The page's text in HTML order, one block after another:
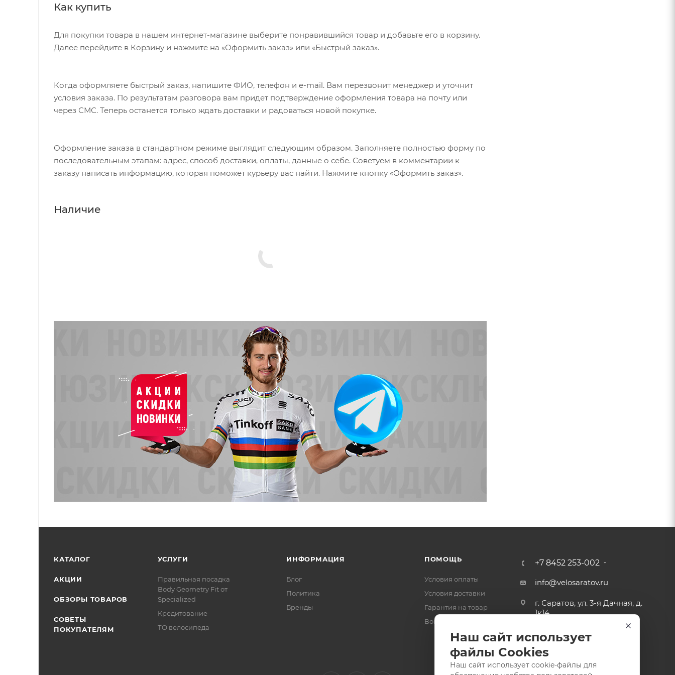
Руль
Диаметр колес
Цвет
Matte Trooper Green/Grey
Как купить
Для покупки товара в нашем интернет-магазине выберите понравившийся товар и добавьте его в корзину.
Далее перейдите в Корзину и нажмите на «Оформить заказ» или «Быстрый заказ».
Когда оформляете быстрый заказ, напишите ФИО, телефон и e-mail. Вам перезвонит менеджер и уточнит
условия заказа. По результатам разговора вам придет подтверждение оформления товара на почту или
через СМС. Теперь останется только ждать доставки и радоваться новой покупке.
Оформление заказа в стандартном режиме выглядит следующим образом. Заполняете полностью форму по
последовательным этапам: адрес, способ доставки, оплаты, данные о себе. Советуем в комментарии к
заказу написать информацию, которая поможет курьеру вас найти. Нажмите кнопку «Оформить заказ».
Наличие
КАТАЛОГ
АКЦИИ
ОБЗОРЫ ТОВАРОВ
СОВЕТЫ
ПОКУПАТЕЛЯМ
УСЛУГИ
Правильная посадка
Body Geometry Fit от
Specialized
Кредитование
ТО велосипеда
ИНФОРМАЦИЯ
Блог
Политика
Бренды
ПОМОЩЬ
Условия оплаты
Условия доставки
Гарантия на товар
Вопрос-ответ
+7 8452 253-002
info@velosaratov.ru
г. Саратов, ул. 3-я Дачная, д.
1к14
Наш сайт использует
файлы Cookies
Наш сайт использует cookie-файлы для